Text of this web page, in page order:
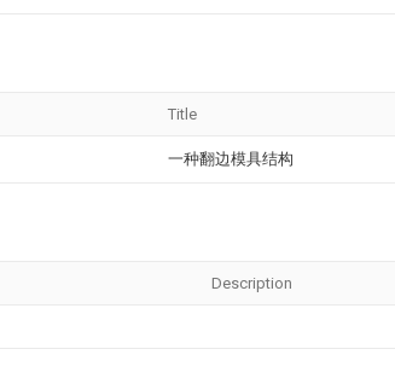
Title
一种翻边模具结构
Description